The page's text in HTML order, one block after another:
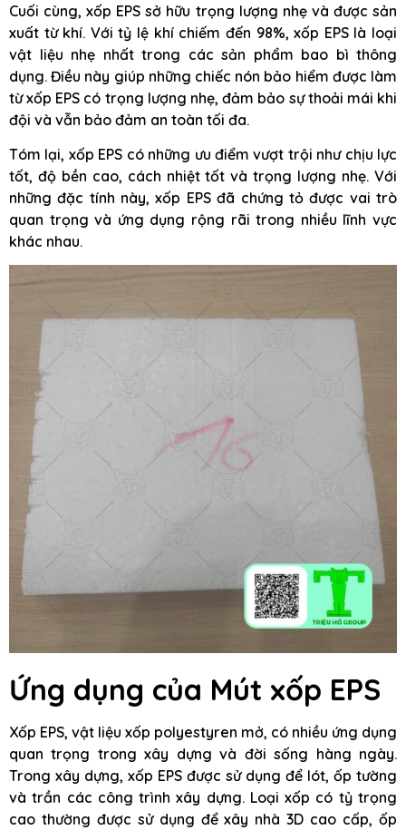
Cuối cùng, xốp EPS sở hữu trọng lượng nhẹ và được sản
xuất từ khí. Với tỷ lệ khí chiếm đến 98%, xốp EPS là loại
vật liệu nhẹ nhất trong các sản phẩm bao bì thông
dụng. Điều này giúp những chiếc nón bảo hiểm được làm
từ xốp EPS có trọng lượng nhẹ, đảm bảo sự thoải mái khi
đội và vẫn bảo đảm an toàn tối đa.
Tóm lại, xốp EPS có những ưu điểm vượt trội như chịu lực
tốt, độ bền cao, cách nhiệt tốt và trọng lượng nhẹ. Với
những đặc tính này, xốp EPS đã chứng tỏ được vai trò
quan trọng và ứng dụng rộng rãi trong nhiều lĩnh vực
khác nhau.
Ứng dụng của Mút xốp EPS
Xốp EPS, vật liệu xốp polyestyren mở, có nhiều ứng dụng
quan trọng trong xây dựng và đời sống hàng ngày.
Trong xây dựng, xốp EPS được sử dụng để lót, ốp tường
và trần các công trình xây dựng. Loại xốp có tỷ trọng
cao thường được sử dụng để xây nhà 3D cao cấp, ốp